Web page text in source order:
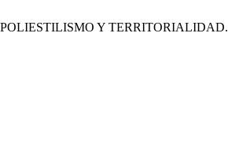
Y TERRITORIALIDAD.